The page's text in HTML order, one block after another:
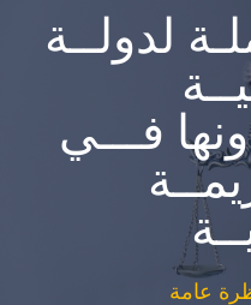
لدولــة
فـــي
عامة